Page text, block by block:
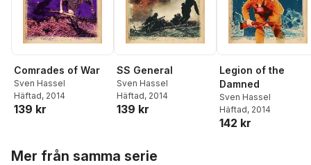
Comrades of War
Sven Hassel
Häftad, 2014
139 kr
SS General
Sven Hassel
Häftad, 2014
139 kr
Legion of the
Damned
Sven Hassel
Häftad, 2014
142 kr
Mer från samma serie